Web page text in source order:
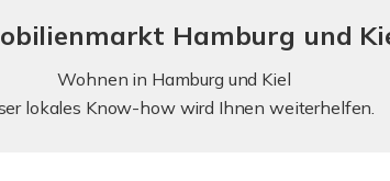
Hamburg und
Wohnen in Hamburg und Kiel
lokales Know-how wird Ihnen weiterhelfen.